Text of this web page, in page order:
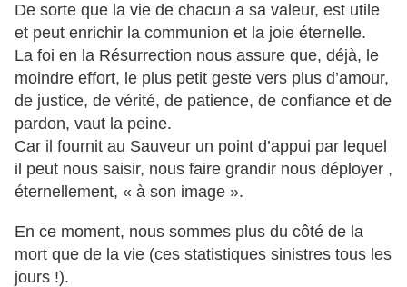
De sorte que la vie de chacun a sa valeur, est utile
et peut enrichir la communion et la joie éternelle.
La foi en la Résurrection nous assure que, déjà, le
moindre effort, le plus petit geste vers plus d’amour,
de justice, de vérité, de patience, de confiance et de
pardon, vaut la peine.
Car il fournit au Sauveur un point d’appui par lequel
il peut nous saisir, nous faire grandir nous déployer ,
éternellement, « à son image ».
En ce moment, nous sommes plus du côté de la
mort que de la vie (ces statistiques sinistres tous les
jours !).